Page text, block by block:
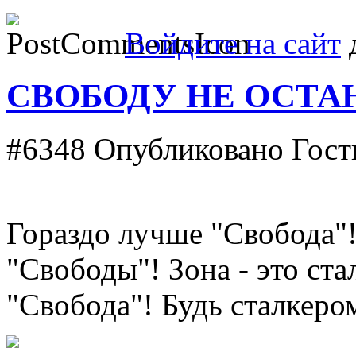
Войдите на сайт
СВОБОДУ НЕ
#6348 Опубликовано
Гораздо лучше
"Свободы"! Зона - это
"Свобода"! Будь